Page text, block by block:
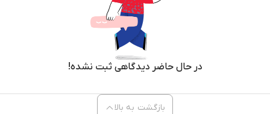
در حال حاضر دیدگاهی ثبت نشده!
بازگشت به بالا